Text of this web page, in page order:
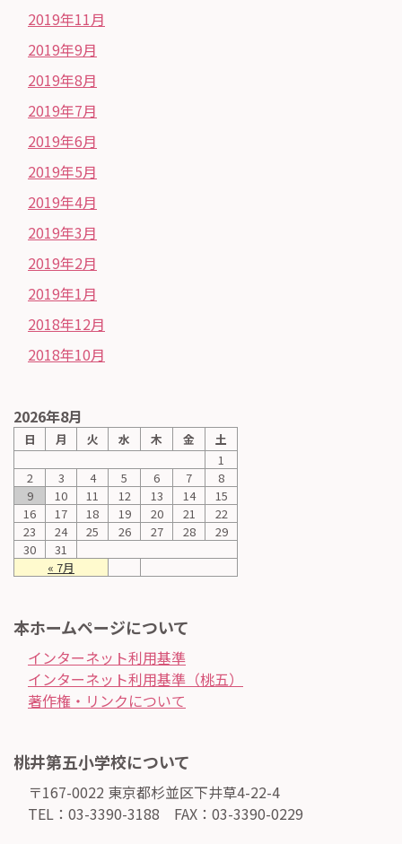
2019年11月
2019年9月
2019年8月
2019年7月
2019年6月
2019年5月
2019年4月
2019年3月
2019年2月
2019年1月
2018年12月
2018年10月
2026年8月
日 月 火 水 木 金 土
« 7月
1
2
3 4 5 6 7
8
9
10 11 12 13 14
15
16
17 18 19 20 21
22
23
24 25 26 27 28
29
30
31
本ホームページについて
インターネット利用基準
インターネット利用基準（桃五）
著作権・リンクについて
桃井第五小学校について
〒167-0022 東京都杉並区下井草4-22-4
TEL：03-3390-3188 FAX：03-3390-0229